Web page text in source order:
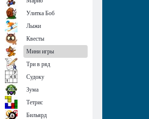
Улитка Боб
Лыжи
Квесты
Мини игры
Три в ряд
Судоку
Зума
Тетрис
Бильярд